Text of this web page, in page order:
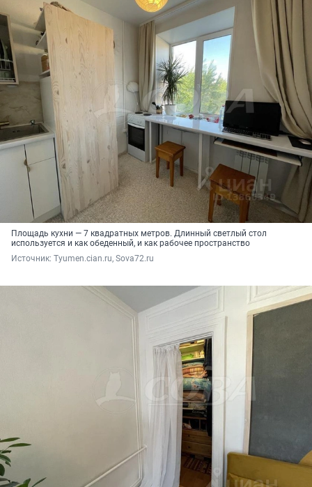
Площадь кухни — 7 квадратных метров. Длинный светлый стол
используется и как обеденный, и как рабочее пространство
Источник: Tyumen.cian.ru, Sova72.ru